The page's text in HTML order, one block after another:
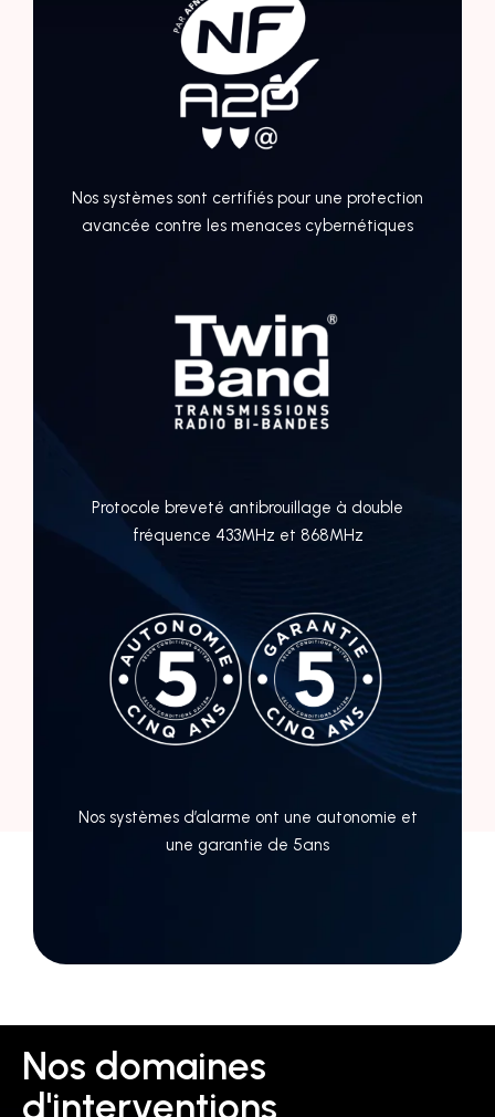
Nos systèmes sont certifiés pour une protection
avancée contre les menaces cybernétiques
Protocole breveté antibrouillage à double
fréquence 433MHz et 868MHz
Nos systèmes d’alarme ont une autonomie et
une garantie de 5ans
Nos domaines
d'interventions